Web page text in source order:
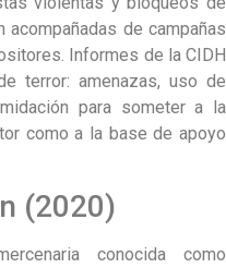
de campañas
Informes de la CIDH
terror: amenazas, uso de
para someter a la
como a la base de apoyo
(2020)
conocida como